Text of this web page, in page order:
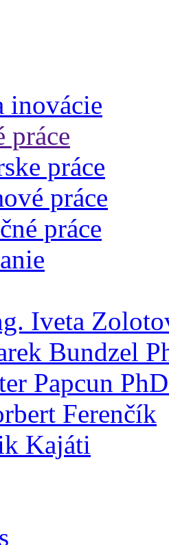
inovácie
práce
práce
práce
práce
Iveta
Bundzel
Papcun
Ferenčík
Kajáti